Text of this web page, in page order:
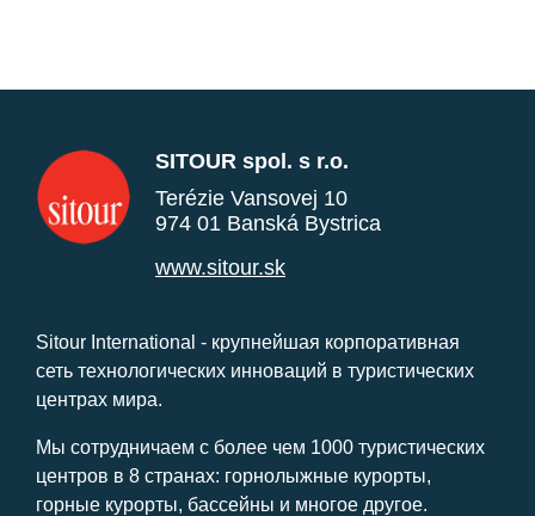
SITOUR spol. s r.o.
Terézie Vansovej 10
974 01 Banská Bystrica
www.sitour.sk
Sitour International - крупнейшая корпоративная
сеть технологических инноваций в туристических
центрах мира.
Мы сотрудничаем с более чем 1000 туристических
центров в 8 странах: горнолыжные курорты,
горные курорты, бассейны и многое другое.